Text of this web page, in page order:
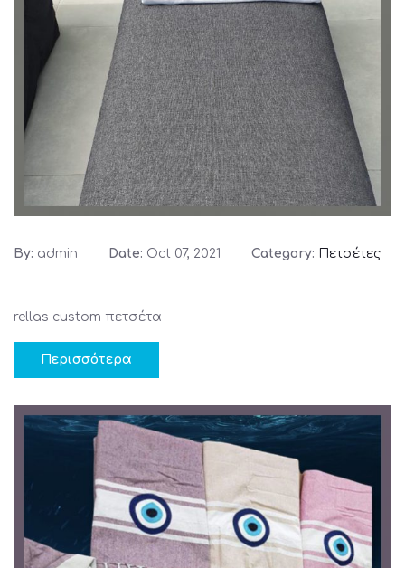
By: admin Date: Oct 07, 2021 Category: Πετσέτες
rellas custom πετσέτα
Περισσότερα